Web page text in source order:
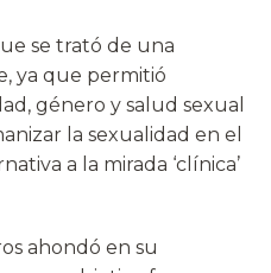
se trató de una
ya que permitió
género y salud sexual
la sexualidad en el
a la mirada ‘clínica’
ahondó en su